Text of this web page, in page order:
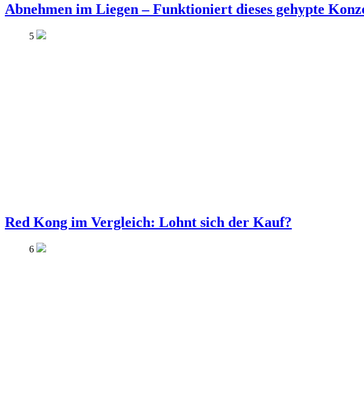
Abnehmen im Liegen – Funktioniert dieses gehypte
5
Red Kong im Vergleich: Lohnt sich der Kauf?
6